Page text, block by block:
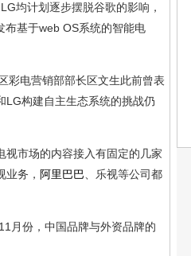
均计划逐步摆脱谷歌的影响，
布基于web OS系统的智能电
彩电营销部部长区文生此前曾表
LG构建自主生态系统的挑战仍
视市场的内容接入有固定的几家
务， 阿里巴巴 、乐视等公司都
月份，中国品牌与外资品牌的